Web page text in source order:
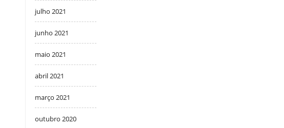
julho 2021
junho 2021
maio 2021
abril 2021
março 2021
outubro 2020